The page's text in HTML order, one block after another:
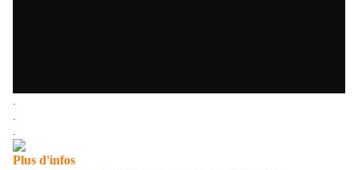
.
.
.
Plus d'infos